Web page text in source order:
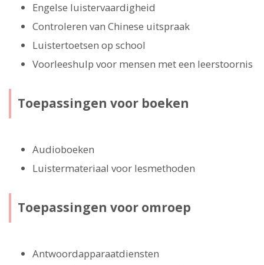
Engelse luistervaardigheid
Controleren van Chinese uitspraak
Luistertoetsen op school
Voorleeshulp voor mensen met een leerstoornis
Toepassingen voor boeken
Audioboeken
Luistermateriaal voor lesmethoden
Toepassingen voor omroep
Antwoordapparaatdiensten